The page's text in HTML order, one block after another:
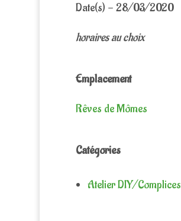
Date(s) - 28/03/2020
horaires au choix
Emplacement
Rêves de Mômes
Catégories
Atelier DIY/Complices